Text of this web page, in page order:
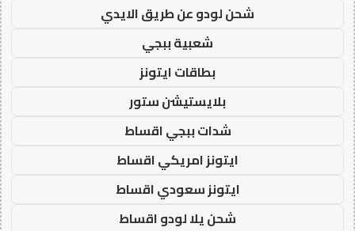
شحن لودو عن طريق الايدي
شعبية ببجي
بطاقات ايتونز
بلايستيشن ستور
شدات ببجي اقساط
ايتونز امريكي اقساط
ايتونز سعودي اقساط
شحن يلا لودو اقساط